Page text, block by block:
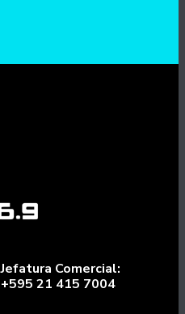
Jefatura Comercial:
+595 21 415 7004